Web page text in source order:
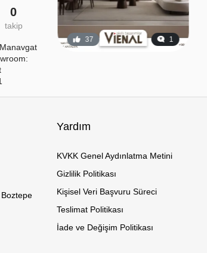
0
takip
37 1
Yardım
KVKK Genel Aydınlatma Metini
Gizlilik Politikası
Kişisel Veri Başvuru Süreci
Teslimat Politikası
İade ve Değişim Politikası